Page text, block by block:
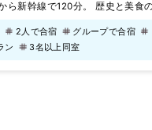
ら新幹線で120分。 歴史と美食
♪ 2人で合宿 グループで合宿
ン
3名以上同室